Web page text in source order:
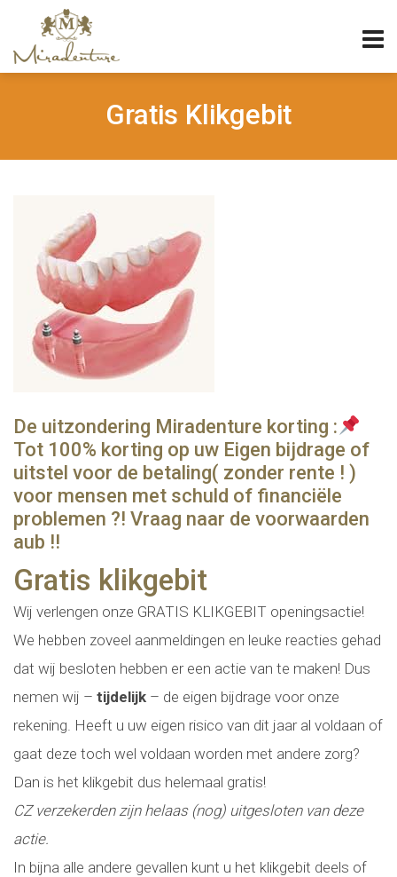
Gratis Klikgebit
De uitzondering Miradenture korting :
Tot 100% korting op uw Eigen bijdrage of
uitstel voor de betaling( zonder rente ! )
voor mensen met schuld of financiële
problemen ?! Vraag naar de voorwaarden
aub !!
Gratis klikgebit
Wij verlengen onze GRATIS KLIKGEBIT openingsactie!
We hebben zoveel aanmeldingen en leuke reacties gehad
dat wij besloten hebben er een actie van te maken! Dus
nemen wij – tijdelijk – de eigen bijdrage voor onze
rekening. Heeft u uw eigen risico van dit jaar al voldaan of
gaat deze toch wel voldaan worden met andere zorg?
Dan is het klikgebit dus helemaal gratis!
CZ verzekerden zijn helaas (nog) uitgesloten van deze
actie.
In bijna alle andere gevallen kunt u het klikgebit deels of